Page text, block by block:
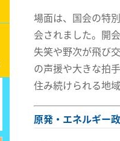
場面は、国会の特
会されました。開
失笑や野次が飛び
の声援や大きな拍
住み続けられる地
原発・エネルギー